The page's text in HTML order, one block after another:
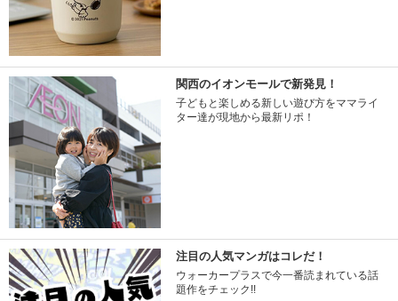
関西のイオンモールで新発見！
子どもと楽しめる新しい遊び方をママライ
ター達が現地から最新リポ！
注目の人気マンガはコレだ！
ウォーカープラスで今一番読まれている話
題作をチェック!!